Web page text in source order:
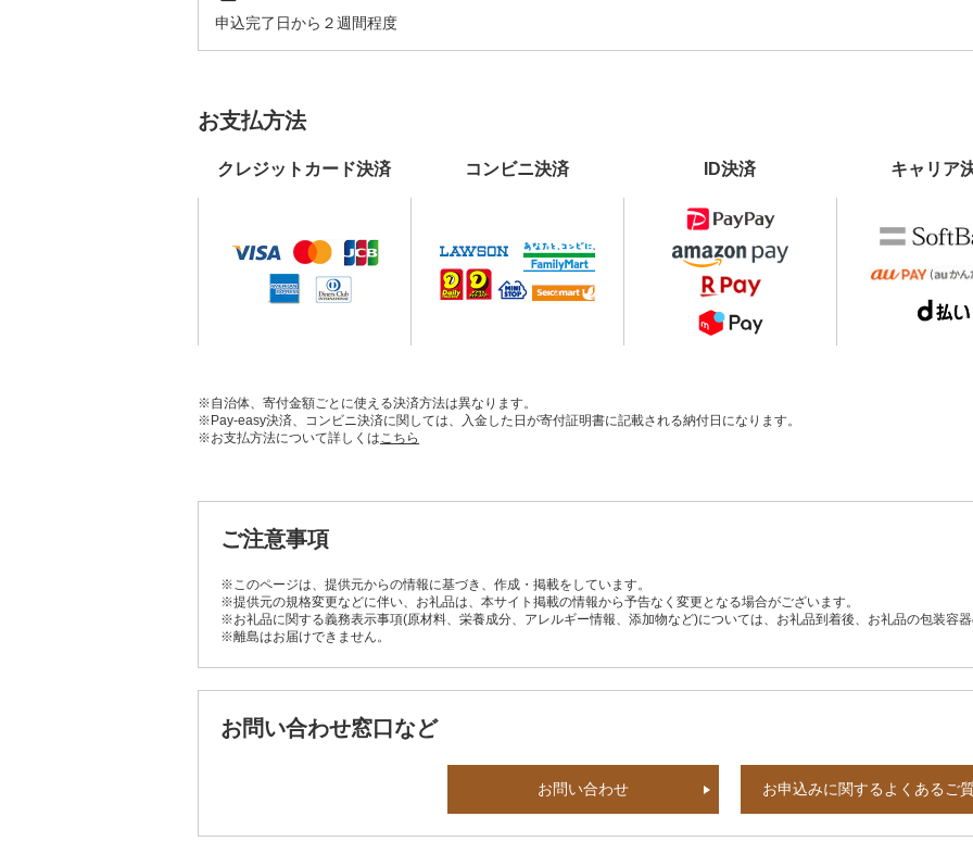
申込完了日から２週間程度
お支払方法
クレジットカード決済 コンビニ決済 ID決済 キャリア
※自治体、寄付金額ごとに使える決済方法は異なります。
※Pay-easy決済、コンビニ決済に関しては、入金した日が寄付証明書に記載される納付日になります。
※お支払方法について詳しくはこちら
ご注意事項
※このページは、提供元からの情報に基づき、作成・掲載をしています。
※提供元の規格変更などに伴い、お礼品は、本サイト掲載の情報から予告なく変更となる場合がございます。
※お礼品に関する義務表示事項(原材料、栄養成分、アレルギー情報、添加物など)については、お礼品到着後、お礼品の包装容
※離島はお届けできません。
お問い合わせ窓口など
お問い合わせ お申込みに関するよくあるご